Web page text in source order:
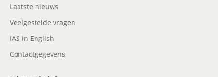
Laatste nieuws
Veelgestelde vragen
IAS in English
Contactgegevens